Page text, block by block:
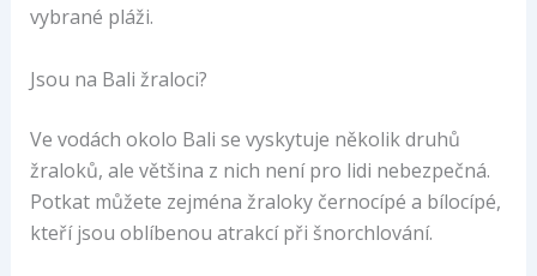
vybrané pláži.
Jsou na Bali žraloci?
Ve vodách okolo Bali se vyskytuje několik druhů
žraloků, ale většina z nich není pro lidi nebezpečná.
Potkat můžete zejména žraloky černocípé a bílocípé,
kteří jsou oblíbenou atrakcí při šnorchlování.